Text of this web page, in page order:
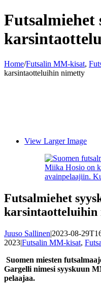
Home/Futsalin MM-kisat,
karsintaotteluihin nimetty
View Larger Image
Miika Hosio on
avainpelaajiin.
Futsalmiehet
karsintaotteluihin
Juuso Sallinen|2023-08-
2023|Futsalin MM-kisat,
Suomen miesten
Gargelli nimesi syyskuun
pelaajaa.